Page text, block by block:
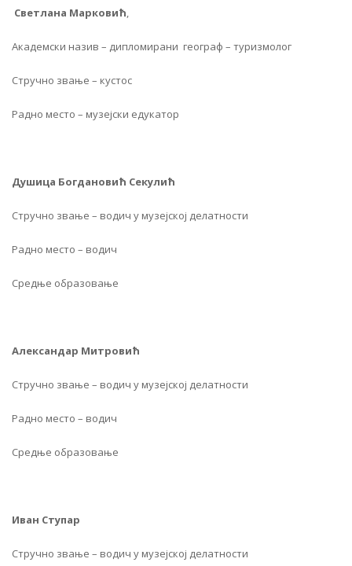
Светлана Марковић,
Академски назив – дипломирани географ – туризмолог
Стручно звање – кустос
Радно место – музејски едукатор
Душица Богдановић Секулић
Стручно звање – водич у музејској делатности
Радно место – водич
Средње образовање
Александар Митровић
Стручно звање – водич у музејској делатности
Радно место – водич
Средње образовање
Иван Ступар
Стручно звање – водич у музејској делатности